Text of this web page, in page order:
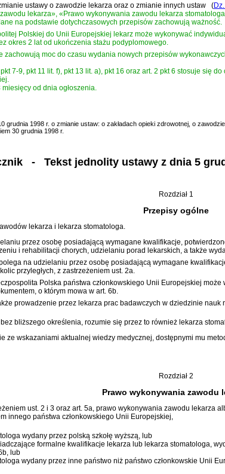
ustawy o zawodzie lekarza oraz o zmianie innych ustaw (
lekarza», «Prawo wykonywania zawodu lekarza
na podstawie dotychczasowych przepisów zachowują ważność.
Polskiej do Unii Europejskiej lekarz może wykonywać
okres 2 lat od ukończenia stażu podyplomowego.
zachowują moc do czasu wydania nowych przepisów
7-9, pkt 11 lit. f), pkt 13 lit. a), pkt 16 oraz art. 2 pkt 6 stosuje się
od dnia ogłoszenia.
1998 r. o zmianie ustaw: o zakładach opieki zdrowotnej, o
30 grudnia 1998 r.
- Tekst jednolity ustawy z dnia 5
Rozdział 1
Przepisy ogólne
lekarza i lekarza stomatologa.
przez osobę posiadającą wymagane kwalifikacje,
i rehabilitacji chorych, udzielaniu porad lekarskich, a także
na udzielaniu przez osobę posiadającą wymagane
przyległych, z zastrzeżeniem ust. 2a.
Polska państwa członkowskiego Unii Europejskiej
o którym mowa w art. 6b.
prowadzenie przez lekarza prac badawczych w dziedzinie
bliższego określenia, rozumie się przez to również lekarza
ze wskazaniami aktualnej wiedzy medycznej, dostępnymi mu
Rozdział 2
Prawo wykonywania zawodu
ust. 2 i 3 oraz art. 5a, prawo wykonywania zawodu lekarza
innego państwa członkowskiego Unii Europejskiej,
wydany przez polską szkołę wyższą, lub
formalne kwalifikacje lekarza lub lekarza stomatologa,
lub
wydany przez inne państwo niż państwo członkowskie Unii